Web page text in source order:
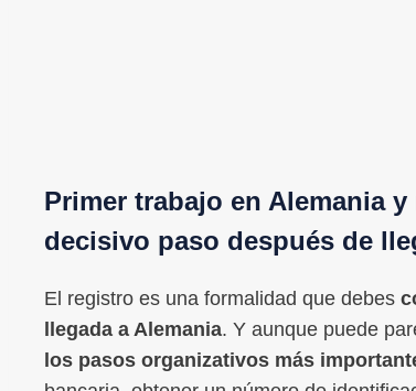
Primer trabajo en Alemania
decisivo paso después de
El registro es una formalidad que debes
llegada a Alemania. Y aunque puede
los pasos organizativos más